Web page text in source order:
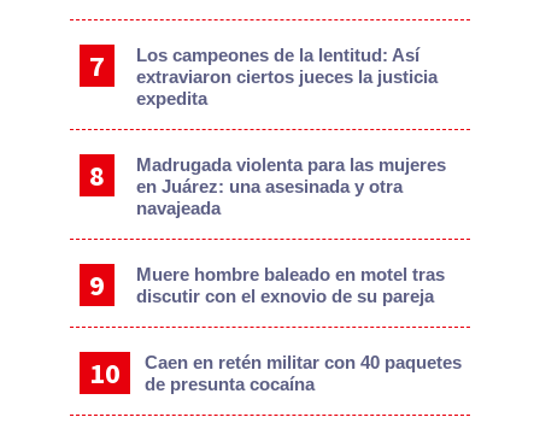
Los campeones de la lentitud: Así
extraviaron ciertos jueces la justicia
expedita
Madrugada violenta para las mujeres
en Juárez: una asesinada y otra
navajeada
Muere hombre baleado en motel tras
discutir con el exnovio de su pareja
Caen en retén militar con 40 paquetes
de presunta cocaína